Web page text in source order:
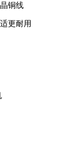
铜线
更耐用